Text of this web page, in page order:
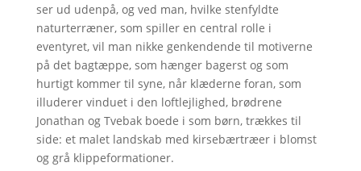
ser ud udenpå, og ved man, hvilke stenfyldte
naturterræner, som spiller en central rolle i
eventyret, vil man nikke genkendende til motiverne
på det bagtæppe, som hænger bagerst og som
hurtigt kommer til syne, når klæderne foran, som
illuderer vinduet i den loftlejlighed, brødrene
Jonathan og Tvebak boede i som børn, trækkes til
side: et malet landskab med kirsebærtræer i blomst
og grå klippeformationer.